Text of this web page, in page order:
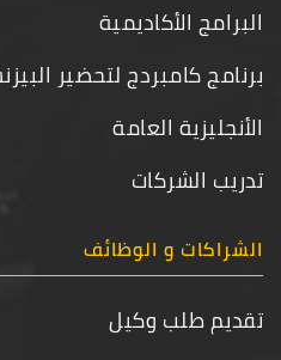
البرامج الأكاديمية
برنامج كامبردج لتحضير
الأنجليزية العامة
تدريب الشركات
الشراكات و الوظائف
تقديم طلب وكيل